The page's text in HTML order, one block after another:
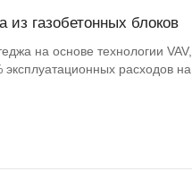
из газобетонных блоков
на основе технологии VAV,
эксплуатационных расходов на